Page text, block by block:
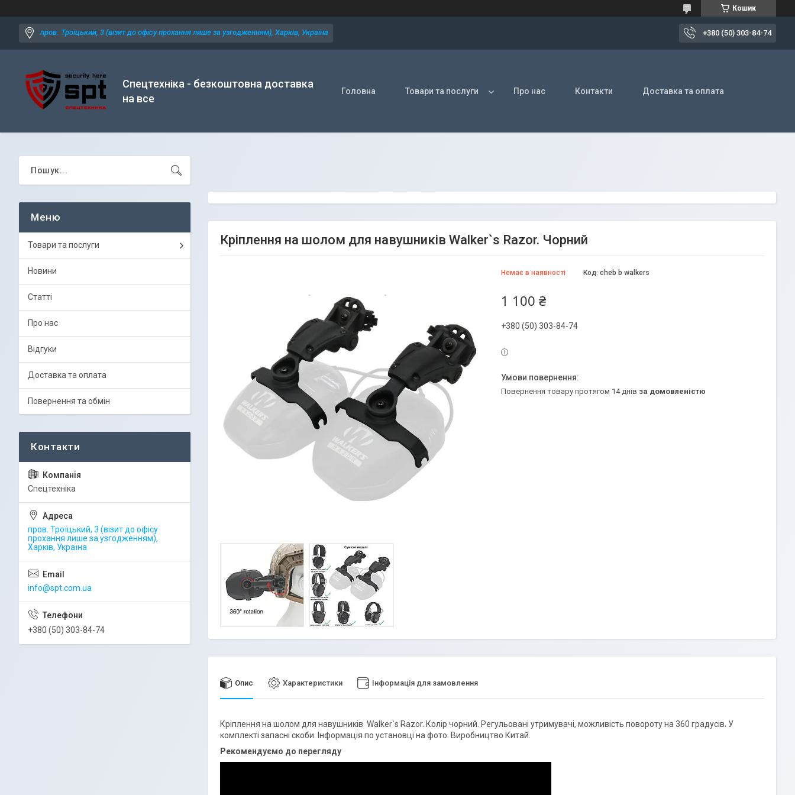
Кошик
пров. Троїцький, 3 (візит до офісу прохання лише за узгодженням), Харків, Україна +380 (50) 303-84-74
Спецтехніка - безкоштовна доставка
на все
Головна Товари та послуги Про нас Контакти Доставка та оплата
Кріплення на шолом для навушників Walker`s Razor. Чорний
Немає в наявності Код: cheb b walkers
1 100 ₴
+380 (50) 303-84-74
повернення товару протягом 14 днів за домовленістю
Опис Характеристики Інформація для замовлення
Кріплення на шолом для навушників Walker`s Razor. Колір чорний. Регульовані утримувачі, можливість повороту на 360 градусів. У
комплекті запасні скоби. Інформація по установці на фото. Виробництво Китай.
Рекомендуємо до перегляду
Товари та послуги
Новини
Статті
Про нас
Відгуки
Доставка та оплата
Повернення та обмін
Спецтехніка
пров. Троїцький, 3 (візит до офісу
прохання лише за узгодженням),
Харків, Україна
info@spt.com.ua
+380 (50) 303-84-74